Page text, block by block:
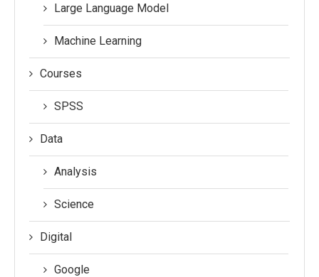
Large Language Model
Machine Learning
Courses
SPSS
Data
Analysis
Science
Digital
Google